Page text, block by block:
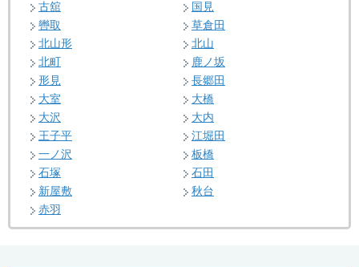
古舘
国見
轡取
草倉田
北山形
北山
北町
鹿ノ坂
形見
長郷田
大室
大橋
大沢
大内
王子平
江堀田
一ノ沢
板橋
石塚
石田
新屋敷
秋台
赤羽